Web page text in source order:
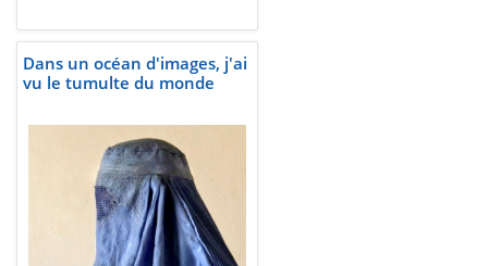
Dans un océan d'images, j'ai
vu le tumulte du monde